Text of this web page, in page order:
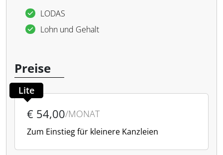
LODAS
Lohn und Gehalt
Preise
Lite
€ 54,00/MONAT
Zum Einstieg für kleinere Kanzleien